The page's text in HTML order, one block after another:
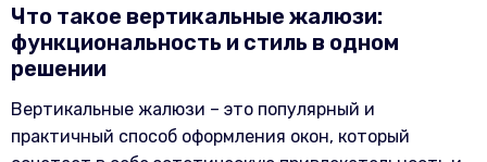
Что такое вертикальные жалюзи:
функциональность и стиль в одном
решении
Вертикальные жалюзи – это популярный и
практичный способ оформления окон, который